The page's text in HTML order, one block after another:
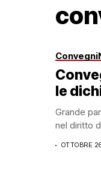
Convegni
le
Grande
nel diritto
OTTOBRE